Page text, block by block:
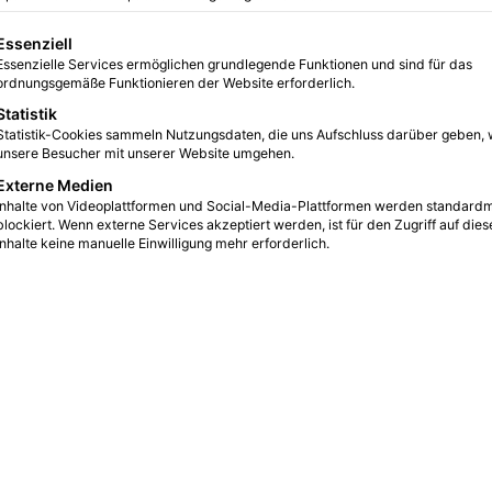
Hundehalter
0 2 Minuten gelesen
eine Liste der Service-Gruppen, für die eine Einwilligung erteilt
Services ermöglichen grundlegende Funktionen und sind für das
Funktionieren der Website erforderlich.
Cookies sammeln Nutzungsdaten, die uns Aufschluss darüber geben,
Besucher mit unserer Website umgehen.
Medien
von Videoplattformen und Social-Media-Plattformen werden
Wenn externe Services akzeptiert werden, ist für den Zugriff auf
keine manuelle Einwilligung mehr erforderlich.